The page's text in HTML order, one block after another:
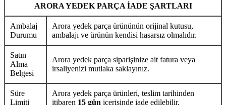
ARORA YEDEK PARÇA İADE ŞARTLARI
Ambalaj
Durumu
Arora yedek parça ürününün orijinal kutusu,
ambalajı ve ürünün kendisi hasarsız olmalıdır.
Satın
Alma
Belgesi
Arora yedek parça siparişinize ait fatura veya
irsaliyenizi mutlaka saklayınız.
Süre
Limiti
Arora yedek parça ürünleri, teslim tarihinden
itibaren 15 gün içerisinde iade edilebilir.